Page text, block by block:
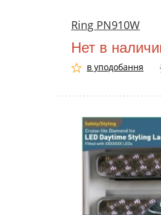
Ring PN910W
Нет в
в уподобання